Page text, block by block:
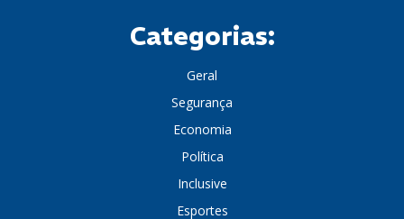
Categorias:
Geral
Segurança
Economia
Política
Inclusive
Esportes